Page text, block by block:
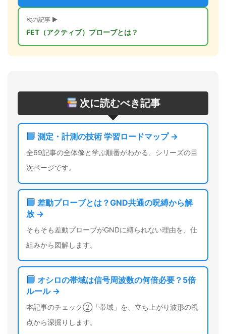
次の記事 ▶
FET（アクティブ）プローブとは？
次に読むべき記事
測定・計測の技術 学習ロードマップ →
全69記事の全体像と学ぶ順番がわかる、シリーズの目
次ページです。
差動プローブとは？GND共通の呪縛から解
放 →
そもそも差動プローブがGNDに縛られない理由を、仕
組みから図解します。
オシロの帯域は信号周波数の何倍必要？5倍
ルール →
本記事のチェック②「帯域」を、立ち上がり波形の視
点から深掘りします。